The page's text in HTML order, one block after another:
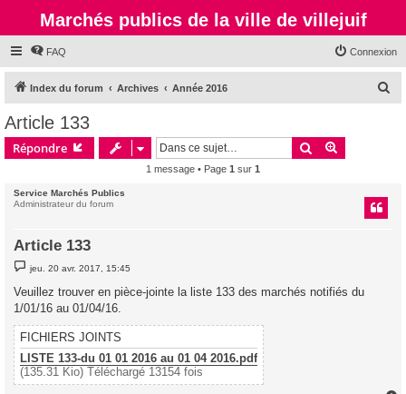
Marchés publics de la ville de villejuif
FAQ Connexion
Index du forum Archives Année 2016
Article 133
Répondre Rechercher
1 message • Page 1 sur 1
Service Marchés Publics
Administrateur du forum
Article 133
M
e
s
a
e
jeu. 20 avr. 2017, 15:45
Veuillez trouver en pièce-jointe la liste 133 des marchés notifiés du
1/01/16 au 01/04/16.
FICHIERS JOINTS
LISTE 133-du 01 01 2016 au 01 04 2016.pdf
(135.31 Kio) Téléchargé 13154 fois